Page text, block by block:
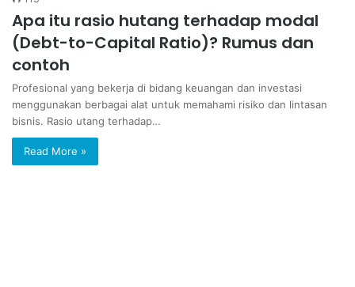
Apa itu rasio hutang terhadap modal
(Debt-to-Capital Ratio)? Rumus dan
contoh
Profesional yang bekerja di bidang keuangan dan investasi
menggunakan berbagai alat untuk memahami risiko dan lintasan
bisnis. Rasio utang terhadap…
Read More »